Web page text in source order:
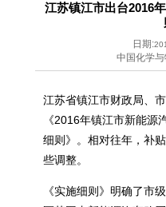
江苏镇江市出台2016
日期:
中国化学
江苏省镇江市财政局、
《2016年镇江市新能源
细则》。相对往年，补
些调整。
《实施细则》明确了市